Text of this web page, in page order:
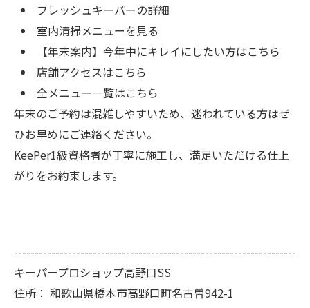
フレッシュキーパーの詳細
室内清掃メニューを見る
【年末案内】今年中にキレイにしたい方はこちら
店舗アクセスはこちら
全メニュー一覧はこちら
年末のご予約は混雑しやすいため、迷われている方はぜ
ひお早めにご連絡ください。
KeePer1級資格者が丁寧に施工し、満足いただける仕上
がりをお約束します。
--------------------------------------------------------------------
キーパープロショップ高野口SS
住所： 和歌山県橋本市高野口町名古曽942-1